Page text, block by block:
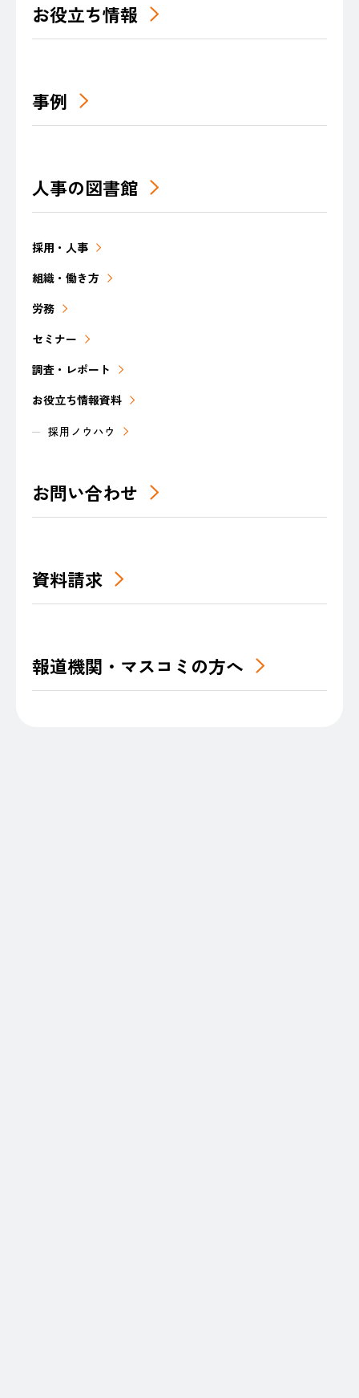
お役立ち情報
事例
人事の図書館
採用・人事
組織・働き方
労務
セミナー
調査・レポート
お役立ち情報資料
採用ノウハウ
お問い合わせ
資料請求
報道機関・マスコミの方へ